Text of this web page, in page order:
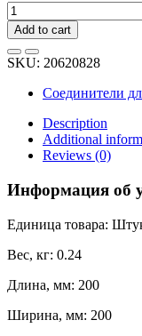
Угловой
элемент
DOCKE
PREMIUM
(90
градусов;
пломбир)
PVSC-
1044
quantity
Add to cart
SKU: 20620828
Соединители
Description
Additional
Reviews (0)
Информация об
Единица товара:
Вес, кг: 0.24
Длина, мм: 200
Ширина, мм: 200